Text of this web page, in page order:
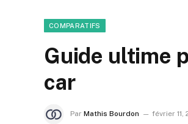
COMPARATIFS
Guide ultime
car
Par Mathis Bourdon février 11,